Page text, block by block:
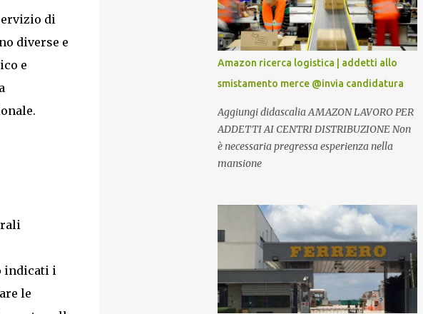
di
diverse e
e
indicati i
le
Amazon ricerca logistica | addetti allo
smistamento merce @invia candidatura
Aggiungi didascalia AMAZON LAVORO PER
ADDETTI AI CENTRI DISTRIBUZIONE Non
è necessaria pregressa esperienza nella
mansione